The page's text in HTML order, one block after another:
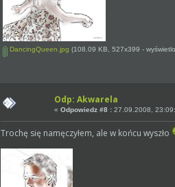
DancingQueen.jpg (108.09 KB, 527x399 -
Odp: Akwarela
«Odpowiedz #8 : 27.09.2008,
Trochę się namęczyłem, ale w końcu wyszło